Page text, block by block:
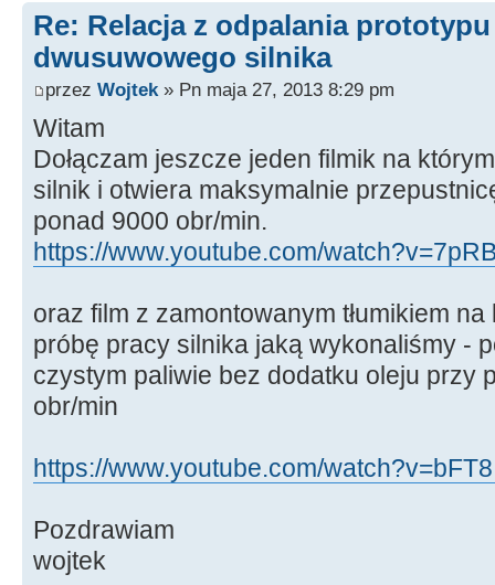
Re: Relacja z odpalania
dwusuwowego silnika
przez Wojtek» Pn maja 27, 2013 8:29 pm
Witam
Dołączam jeszcze jeden filmik na
silnik i otwiera maksymalnie
ponad 9000 obr/min.
https://www.youtube.com/
oraz film z zamontowanym tłumikiem
próbę pracy silnika jaką wykonaliśmy -
czystym paliwie bez dodatku oleju przy
obr/min
https://www.youtube.com/
Pozdrawiam
wojtek